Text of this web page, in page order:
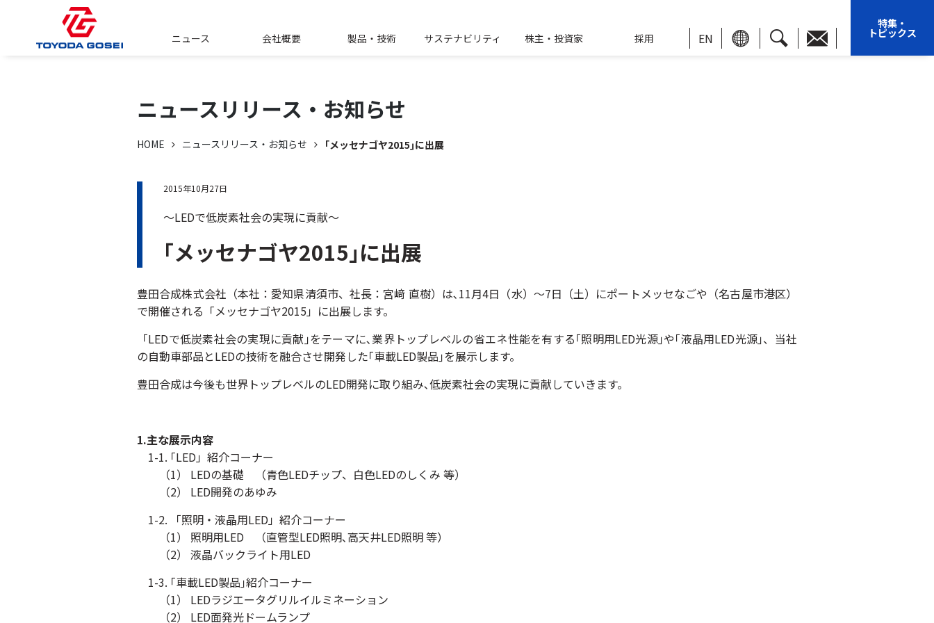
ニュース 会社概要 製品・技術 サステナビリティ 株主・投資家 採用 EN
特集・
トピックス
ニュースリリース・ お知らせ
HOME ニュースリリース・お知らせ ｢メッセナゴヤ2015｣に出展
2015年10月27日
～LEDで低炭素社会の実現に貢献～
｢メッセナゴヤ2015｣に出展
豊田合成株式会社（本社：愛知県清須市、社長：宮﨑 直樹）は､11月4日（水）～7日（土）にポートメッセなごや（名古屋市港区）
で開催される「メッセナゴヤ2015」に出展します。
「LEDで低炭素社会の実現に貢献｣をテーマに､業界トップレベルの省エネ性能を有する｢照明用LED光源｣や｢液晶用LED光源｣、当社
の自動車部品とLEDの技術を融合させ開発した｢車載LED製品｣を展示します。
豊田合成は今後も世界トップレベルのLED開発に取り組み､低炭素社会の実現に貢献していきます。
1.主な展示内容
1-1. ｢LED」紹介コーナー
（1） LEDの基礎 （青色LEDチップ、白色LEDのしくみ 等）
（2） LED開発のあゆみ
1-2. 「照明・液晶用LED」紹介コーナー
（1） 照明用LED （直管型LED照明､高天井LED照明 等）
（2） 液晶バックライト用LED
1-3. ｢車載LED製品｣紹介コーナー
（1） LEDラジエータグリルイルミネーション
（2） LED面発光ドームランプ